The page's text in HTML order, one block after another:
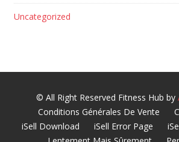
Uncategorized
© All Right Reserved Fitness Hub by
Conditions Générales De Vente
iSell Download
iSell Error Page